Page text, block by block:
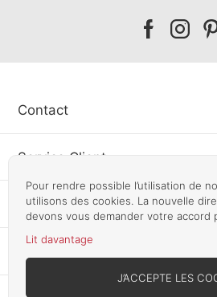
Pour rendre possible l’utilisation de
utilisons des cookies. La nouvelle
devons vous demander votre accord
Lit davantage
J’ACCEPTE LES
Our
Our
Contact
Service Client
Information